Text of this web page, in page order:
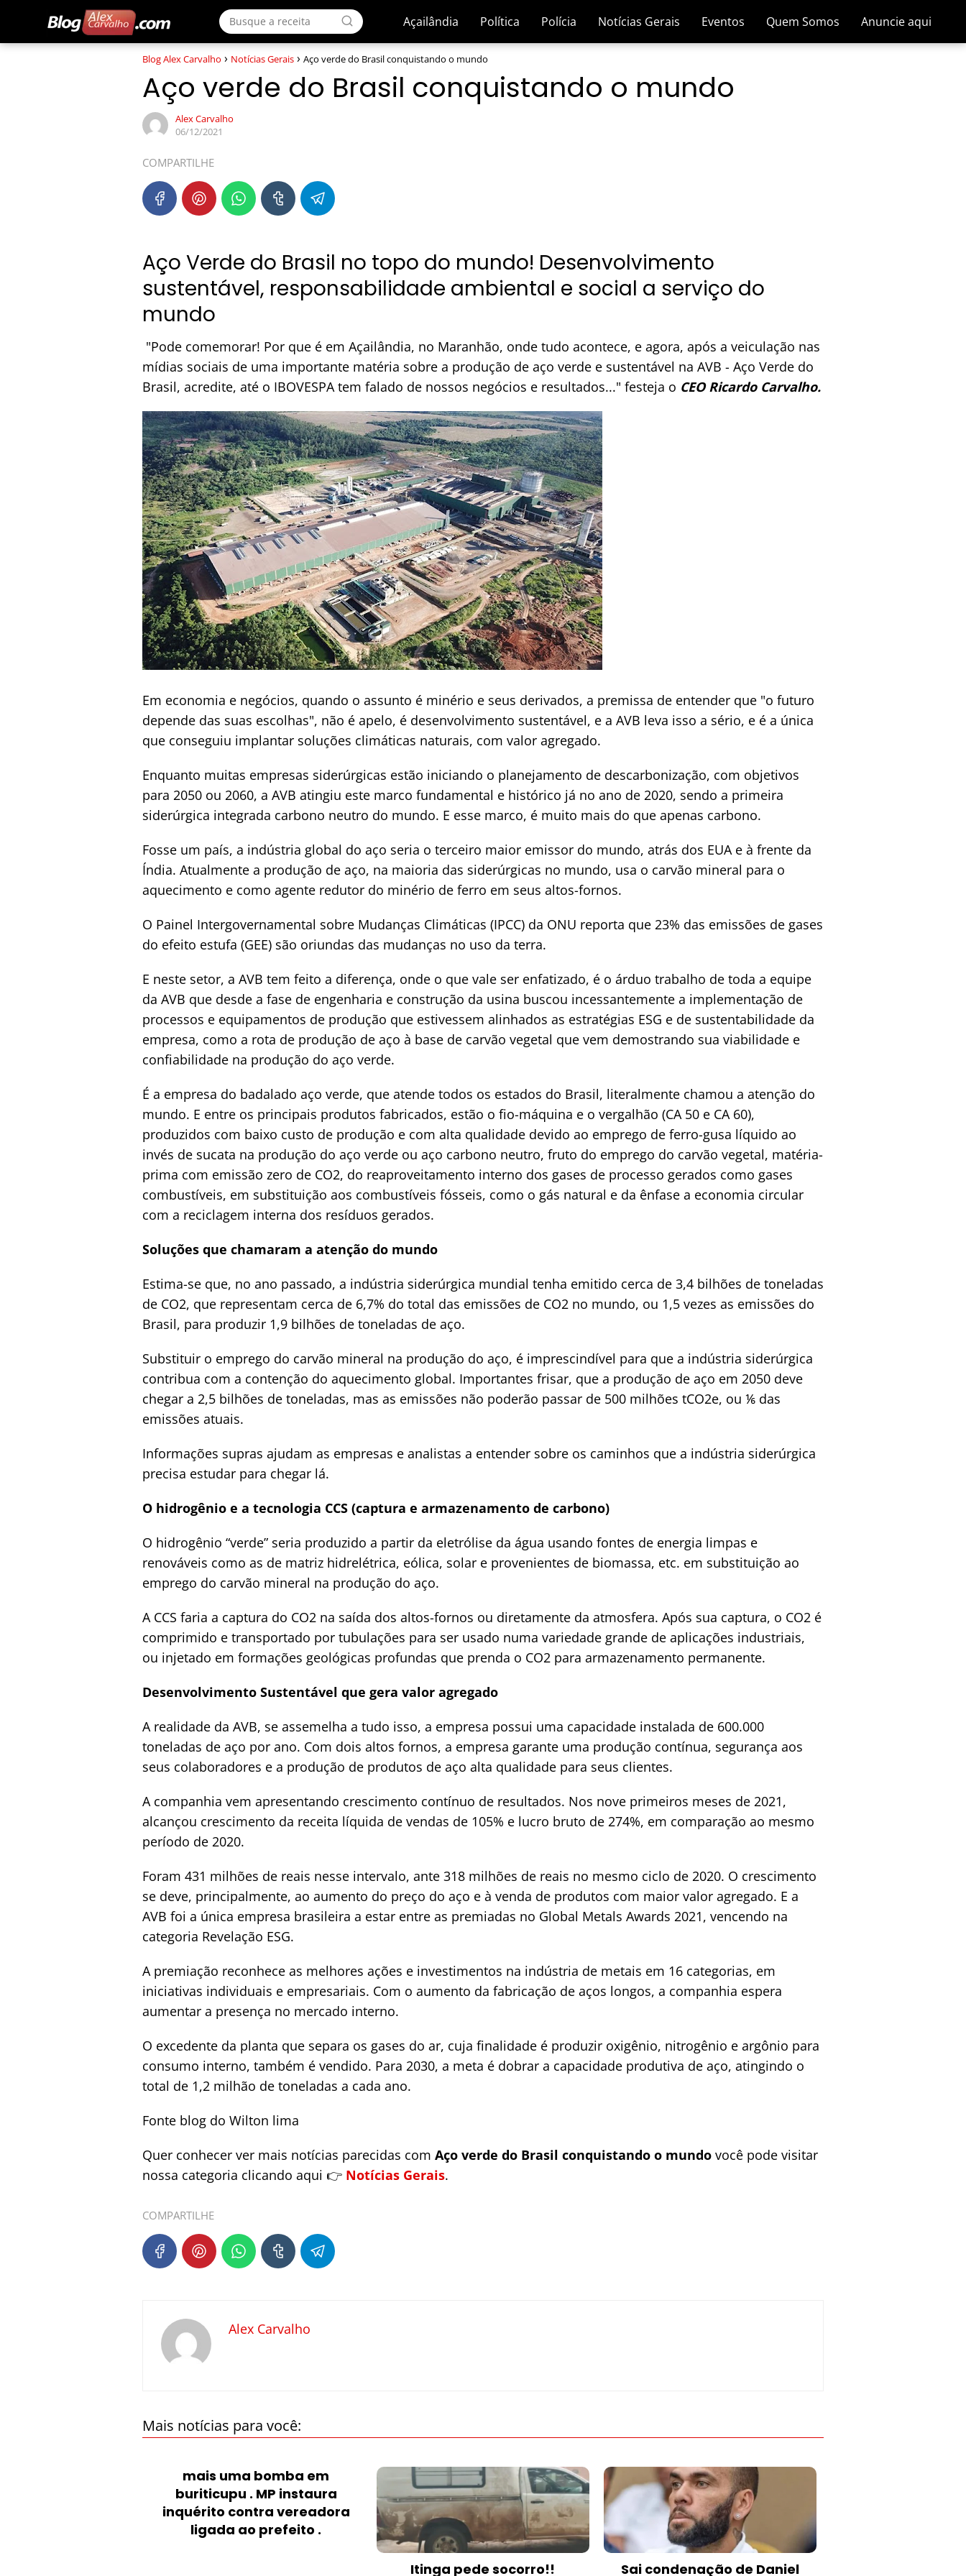
Açailândia Política Polícia Notícias Gerais Eventos Quem Somos Anuncie aqui
Blog Alex Carvalho Notícias Gerais Aço verde do Brasil conquistando o mundo
Aço verde do Brasil conquistando o mundo
Alex Carvalho
06/12/2021
COMPARTILHE
Aço Verde do Brasil no topo do mundo! Desenvolvimento
sustentável, responsabilidade ambiental e social a serviço do
mundo
"Pode comemorar! Por que é em Açailândia, no Maranhão, onde tudo acontece, e agora, após a veiculação nas
mídias sociais de uma importante matéria sobre a produção de aço verde e sustentável na AVB - Aço Verde do
Brasil, acredite, até o IBOVESPA tem falado de nossos negócios e resultados..." festeja o CEO Ricardo Carvalho.
Em economia e negócios, quando o assunto é minério e seus derivados, a premissa de entender que "o futuro
depende das suas escolhas", não é apelo, é desenvolvimento sustentável, e a AVB leva isso a sério, e é a única
que conseguiu implantar soluções climáticas naturais, com valor agregado.
Enquanto muitas empresas siderúrgicas estão iniciando o planejamento de descarbonização, com objetivos
para 2050 ou 2060, a AVB atingiu este marco fundamental e histórico já no ano de 2020, sendo a primeira
siderúrgica integrada carbono neutro do mundo. E esse marco, é muito mais do que apenas carbono.
Fosse um país, a indústria global do aço seria o terceiro maior emissor do mundo, atrás dos EUA e à frente da
Índia. Atualmente a produção de aço, na maioria das siderúrgicas no mundo, usa o carvão mineral para o
aquecimento e como agente redutor do minério de ferro em seus altos-fornos.
O Painel Intergovernamental sobre Mudanças Climáticas (IPCC) da ONU reporta que 23% das emissões de gases
do efeito estufa (GEE) são oriundas das mudanças no uso da terra.
E neste setor, a AVB tem feito a diferença, onde o que vale ser enfatizado, é o árduo trabalho de toda a equipe
da AVB que desde a fase de engenharia e construção da usina buscou incessantemente a implementação de
processos e equipamentos de produção que estivessem alinhados as estratégias ESG e de sustentabilidade da
empresa, como a rota de produção de aço à base de carvão vegetal que vem demostrando sua viabilidade e
confiabilidade na produção do aço verde.
É a empresa do badalado aço verde, que atende todos os estados do Brasil, literalmente chamou a atenção do
mundo. E entre os principais produtos fabricados, estão o fio-máquina e o vergalhão (CA 50 e CA 60),
produzidos com baixo custo de produção e com alta qualidade devido ao emprego de ferro-gusa líquido ao
invés de sucata na produção do aço verde ou aço carbono neutro, fruto do emprego do carvão vegetal, matéria-
prima com emissão zero de CO2, do reaproveitamento interno dos gases de processo gerados como gases
combustíveis, em substituição aos combustíveis fósseis, como o gás natural e da ênfase a economia circular
com a reciclagem interna dos resíduos gerados.
Soluções que chamaram a atenção do mundo
Estima-se que, no ano passado, a indústria siderúrgica mundial tenha emitido cerca de 3,4 bilhões de toneladas
de CO2, que representam cerca de 6,7% do total das emissões de CO2 no mundo, ou 1,5 vezes as emissões do
Brasil, para produzir 1,9 bilhões de toneladas de aço.
Substituir o emprego do carvão mineral na produção do aço, é imprescindível para que a indústria siderúrgica
contribua com a contenção do aquecimento global. Importantes frisar, que a produção de aço em 2050 deve
chegar a 2,5 bilhões de toneladas, mas as emissões não poderão passar de 500 milhões tCO2e, ou ⅙ das
emissões atuais.
Informações supras ajudam as empresas e analistas a entender sobre os caminhos que a indústria siderúrgica
precisa estudar para chegar lá.
O hidrogênio e a tecnologia CCS (captura e armazenamento de carbono)
O hidrogênio “verde” seria produzido a partir da eletrólise da água usando fontes de energia limpas e
renováveis como as de matriz hidrelétrica, eólica, solar e provenientes de biomassa, etc. em substituição ao
emprego do carvão mineral na produção do aço.
A CCS faria a captura do CO2 na saída dos altos-fornos ou diretamente da atmosfera. Após sua captura, o CO2 é
comprimido e transportado por tubulações para ser usado numa variedade grande de aplicações industriais,
ou injetado em formações geológicas profundas que prenda o CO2 para armazenamento permanente.
Desenvolvimento Sustentável que gera valor agregado
A realidade da AVB, se assemelha a tudo isso, a empresa possui uma capacidade instalada de 600.000
toneladas de aço por ano. Com dois altos fornos, a empresa garante uma produção contínua, segurança aos
seus colaboradores e a produção de produtos de aço alta qualidade para seus clientes.
A companhia vem apresentando crescimento contínuo de resultados. Nos nove primeiros meses de 2021,
alcançou crescimento da receita líquida de vendas de 105% e lucro bruto de 274%, em comparação ao mesmo
período de 2020.
Foram 431 milhões de reais nesse intervalo, ante 318 milhões de reais no mesmo ciclo de 2020. O crescimento
se deve, principalmente, ao aumento do preço do aço e à venda de produtos com maior valor agregado. E a
AVB foi a única empresa brasileira a estar entre as premiadas no Global Metals Awards 2021, vencendo na
categoria Revelação ESG.
A premiação reconhece as melhores ações e investimentos na indústria de metais em 16 categorias, em
iniciativas individuais e empresariais. Com o aumento da fabricação de aços longos, a companhia espera
aumentar a presença no mercado interno.
O excedente da planta que separa os gases do ar, cuja finalidade é produzir oxigênio, nitrogênio e argônio para
consumo interno, também é vendido. Para 2030, a meta é dobrar a capacidade produtiva de aço, atingindo o
total de 1,2 milhão de toneladas a cada ano.
Fonte blog do Wilton lima
Quer conhecer ver mais notícias parecidas com Aço verde do Brasil conquistando o mundo você pode visitar
nossa categoria clicando aqui 👉 Notícias Gerais.
COMPARTILHE
Alex Carvalho
Mais notícias para você:
mais uma bomba em
buriticupu . MP instaura
inquérito contra vereadora
ligada ao prefeito .
Itinga pede socorro!! Sai condenação de Daniel